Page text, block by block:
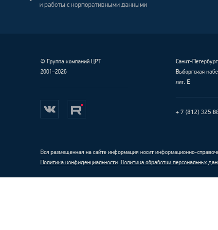
и работы с корпоративными данными
© Группа компаний ЦРТ
2001–2026
Санкт-Петербург
Выборгская
лит. Е
+ 7 (812) 325
Вся размещенная на сайте информация носит информационно-
Политика конфиденциальности. Политика обработки персональных